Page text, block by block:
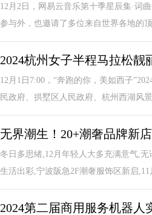
12月2日，网易云音乐第十季星辰集·词
参与外，也邀请了多位来自世界各地的
2024杭州女子半程马拉松
12月1日7:00，“奔跑的你，美如西子
民政府、拱墅区人民政府、杭州西湖风
无界潮生！20+潮奢品牌新
冬日多思绪,12月年轻人大多充满意气,
生活出彩,宁波阪急2F潮奢服饰区新启,11
2024第二届商用服务机器